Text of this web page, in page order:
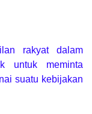
rakyat dalam
untuk meminta
suatu kebijakan